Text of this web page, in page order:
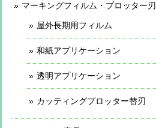
マーキングフィルム・プロッター刃
屋外長期用フィルム
和紙アプリケーション
透明アプリケーション
カッティングプロッター替刃